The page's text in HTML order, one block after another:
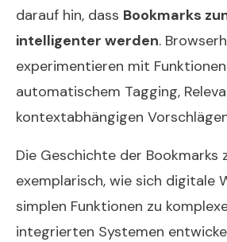
darauf hin, dass Bookmarks
intelligenter werden.
experimentieren mit
automatischem Tagging,
kontextabhängigen
Die Geschichte der Bookmarks
exemplarisch, wie sich digitale
simplen Funktionen zu
integrierten Systemen